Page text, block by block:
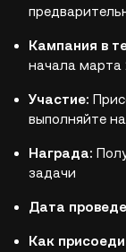
Кампания в
начала марта
Участие:
выполняйте
Награда:
задачи
Дата
Как